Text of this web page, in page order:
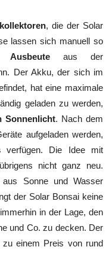
, die der Solar
lassen sich manuell so
Ausbeuteaus der
Der Akku, der sich im
hat eine maximale
geladen zu werden,
Sonnenlicht. Nach dem
aufgeladen werden,
verfügen. Die Idee mit
nicht ganz neu.
Sonne und Wasser
der Solar Bonsai keine
in der Lage, den
und Co. zu decken. Der
zu einem Preis von rund